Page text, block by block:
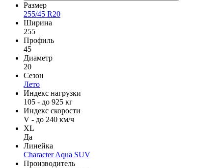
Размер
255/45 R20
Ширина
255
Профиль
45
Диаметр
20
Сезон
Лето
Индекс нагрузки
105 - до 925 кг
Индекс скорости
V - до 240 км/ч
XL
Да
Линейка
Character Aqua SUV
Производитель